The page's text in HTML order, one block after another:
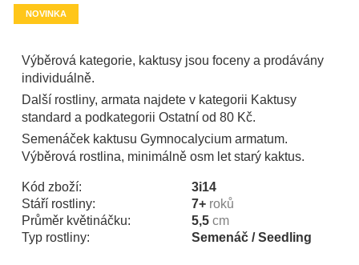
NOVINKA
Výběrová kategorie, kaktusy jsou foceny a prodávány
individuálně.
Další rostliny, armata najdete v kategorii Kaktusy
standard a podkategorii Ostatní od 80 Kč.
Semenáček kaktusu Gymnocalycium armatum.
Výběrová rostlina, minimálně osm let starý kaktus.
Kód zboží:
3i14
Stáří rostliny:
7+ roků
Průměr květináčku:
5,5 cm
Typ rostliny:
Semenáč / Seedling